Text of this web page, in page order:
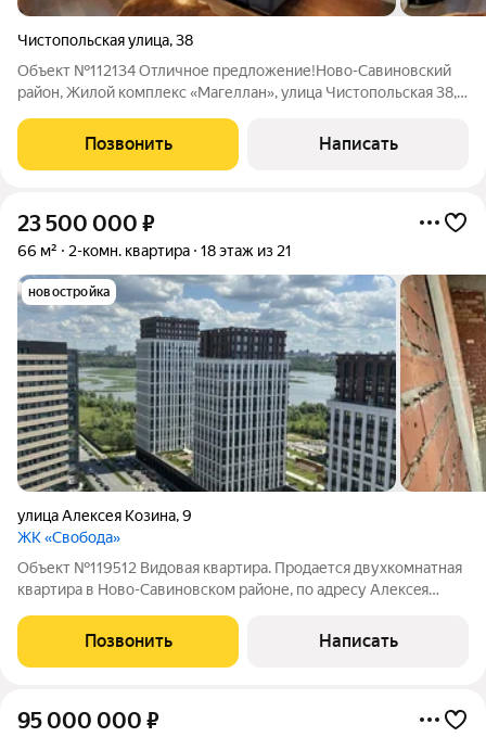
Чистопольская улица,38
Объект №112134 Отличное предложение!Ново-Савиновский
район, Жилой комплекс «Магеллан», улица Чистопольская 38,
изысканная двухкомнатная квартира площадью 74,8 кв. м. на
20 этаже 22-этажного
Позвонить Написать
23 500 000 ₽
66 м² 2-комн. квартира 18 этаж из 21
новостройка
улица Алексея Козина,9
ЖК «Свобода»
Объект №119512 Видовая квартира. Продается двухкомнатная
квартира в Нoвo-Caвинoвcкoм pайоне, пo aдpеcу Aлекceя
этаже 21 этажного монолитно-кирпичного дома. Очень
красивые видовые
Позвонить Написать
95 000 000 ₽